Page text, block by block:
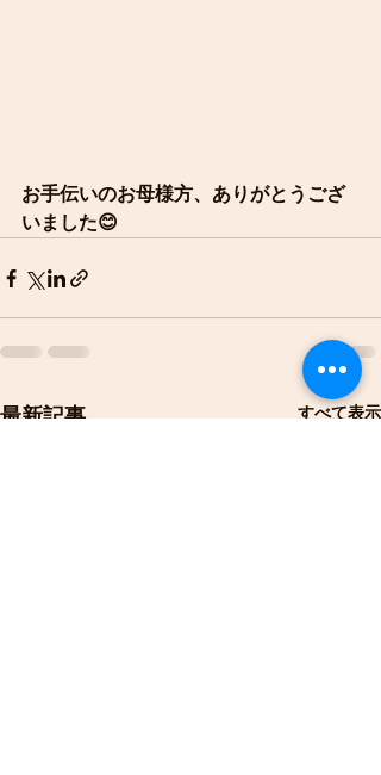
お手伝いのお母様方、ありがとうござ
いました😊
最新記事 すべて表示